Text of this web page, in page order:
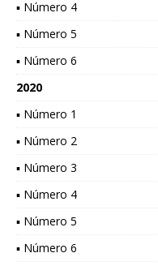
▪ Número 4
▪ Número 5
▪ Número 6
2020
▪ Número 1
▪ Número 2
▪ Número 3
▪ Número 4
▪ Número 5
▪ Número 6